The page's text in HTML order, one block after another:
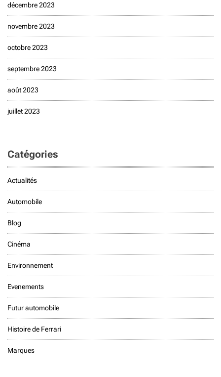
décembre 2023
novembre 2023
octobre 2023
septembre 2023
août 2023
juillet 2023
Catégories
Actualités
Automobile
Blog
Cinéma
Environnement
Evenements
Futur automobile
Histoire de Ferrari
Marques